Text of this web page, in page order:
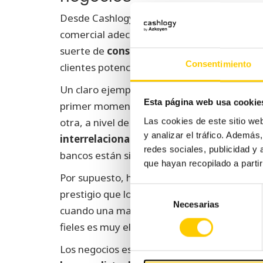
Consentimiento
Esta página web usa
Las cookies de este sitio
y analizar el tráfico.
redes sociales, publicidad y
que hayan recopilado a
Selección
consentimiento
Necesarias
Desde Cashlogy te animamos a que hagas
comercial adecuado, incluyendo un
suerte de conseguir un local comercial
clientes potenciales compensará con
Un claro ejemplo de que la localización
primer momento parece contradictorio
otra, a nivel de marketing está
interrelacionados) aumenta las ventas.
bancos están siempre en la misma zona.
Por supuesto, hay excepciones y hay un
prestigio que los clientes se desplazan
cuando una marca está muy afianzada,
fieles es muy elevada.
Los negocios están en constante